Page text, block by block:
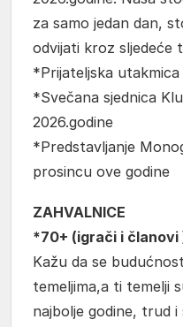
za samo jedan dan,
odvijati kroz sljedeće
*Prijateljska
*Svečana sjednica
2026.godine
*Predstavljanje
prosincu ove godine
ZAHVALNICE
*70+ (igrači i članovi
Kažu da se
temeljima,a ti temelji
najbolje godine, trud